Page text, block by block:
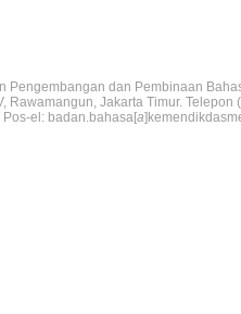
Pengembangan dan Pembinaan
Rawamangun, Jakarta Timur.
Pos-el: badan.bahasa[a